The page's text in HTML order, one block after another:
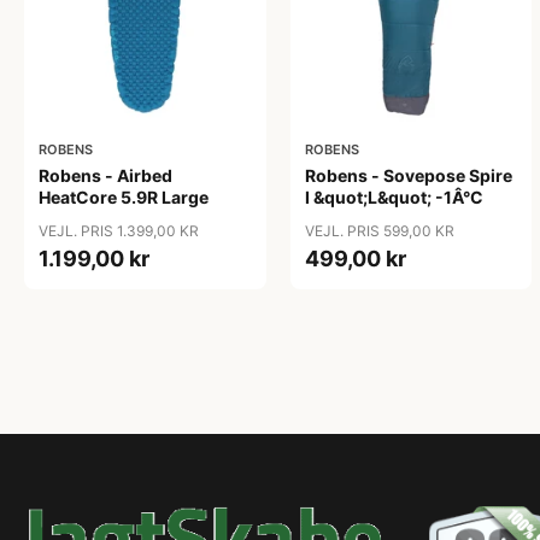
ROBENS
Robens - Airbed
HeatCore 5.9R Large
VEJL. PRIS 1.399,00 KR
1.199,00 kr
ROBENS
Robens - Sovepose Spire
I &quot;L&quot; -1Â°C
VEJL. PRIS 599,00 KR
499,00 kr